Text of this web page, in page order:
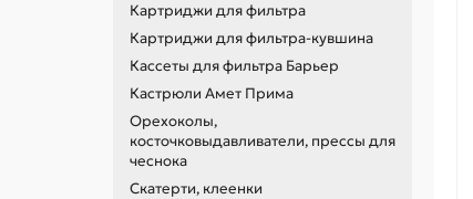
Картриджи для фильтра
Картриджи для фильтра-кувшина
Кассеты для фильтра Барьер
Кастрюли Амет Прима
Орехоколы,
косточковыдавливатели, прессы для
чеснока
Скатерти, клеенки